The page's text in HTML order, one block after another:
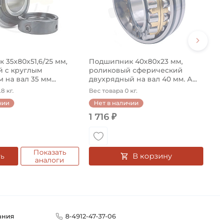
25 мм,
с круглым
на вал 35 мм...
кг.
Показать
аналоги
Подшипник 40х80х23 мм,
роликовый сферический
двухрядный на вал 40 мм. А...
Вес товара 0 кг.
Нет в наличии
1 716 ₽
В корзину
8-4912-47-37-06